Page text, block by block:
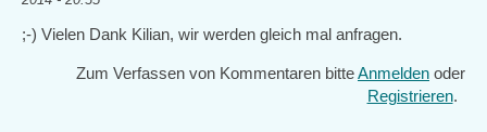
;-) Vielen Dank Kilian, wir werden gleich mal anfragen.
Zum Verfassen von Kommentaren bitteAnmelden oder
Registrieren.